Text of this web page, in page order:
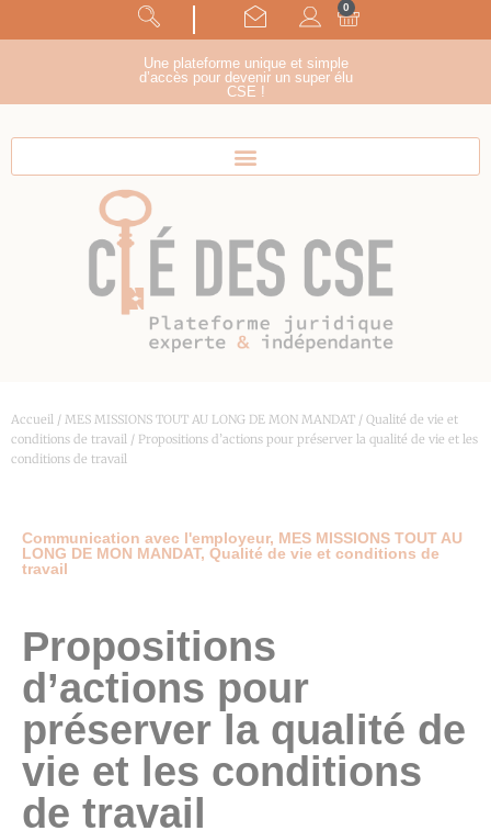
Panneau de gestion des cookies
suivez-nous !
Une plateforme unique et simple
d’accès pour devenir un super élu
CSE !
0
Accueil / MES MISSIONS TOUT AU LONG DE MON MANDAT / Qualité de vie et
conditions de travail / Propositions d’actions pour préserver la qualité de vie et les
conditions de travail
Communication avec l'employeur, MES MISSIONS TOUT AU
LONG DE MON MANDAT, Qualité de vie et conditions de
travail
Propositions
d’actions pour
préserver la qualité de
vie et les conditions
de travail